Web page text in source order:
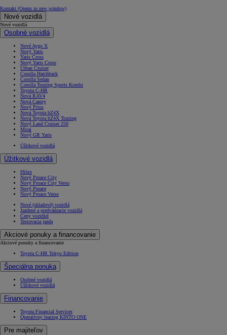
Kontakt (Opens in new window)
Nové vozidlá
Nové vozidlá
Osobné vozidlá
Nové Aygo X
Nový Yaris
Yaris Cross
Nový Yaris Cross
Urban Cruiser
Corolla Hatchback
Corolla Sedan
Corolla Touring Sports Kombi
Toyota C-HR
Nová RAV4
Nová Camry
Nový Prius
Nová Toyota bZ4X
Nová Toyota bZ4X Touring
Nový Land Cruiser 250
Mirai
Nový GR Yaris
Úžitkové vozidlá
Úžitkové vozidlá
Hilux
Nový Proace City
Nový Proace City Verso
Nový Proace
Nový Proace Verso
Nové (skladové) vozidlá
Jazdené a predvádzacie vozidlá
Ceny vozidiel
Testovacia jazda
Akciové ponuky a financovanie
Akciové ponuky a financovanie
Toyota C-HR Tokyo Edition
Špeciálna ponuka
Osobné vozidlá
Úžitkové vozidlá
Financovanie
Toyota Financial Services
Operatívny leasing KINTO ONE
Pre majiteľov